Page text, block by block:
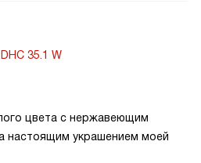
35.1 W
цвета с нержавеющим
настоящим украшением моей